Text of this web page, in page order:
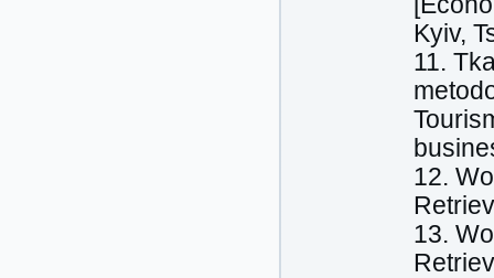
Kyiv,
11.
12.
13.